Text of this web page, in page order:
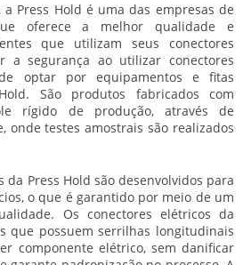
a Press Hold é uma das empresas de
oferece a melhor qualidade e
que utilizam seus conectores
a segurança ao utilizar conectores
optar por equipamentos e fitas
São produtos fabricados com
rígido de produção, através de
onde testes amostrais são realizados
Press Hold são desenvolvidos para
o que é garantido por meio de um
Os conectores elétricos da
que possuem serrilhas longitudinais
componente elétrico, sem danificar